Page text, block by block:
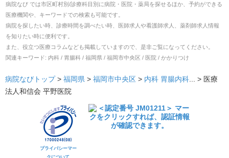
病院なび では市区町村別/診療科目別に病院・医院・薬局を探せるほか、予約ができる
医療機関や、キーワードでの検索も可能です。
病院を探したい時、診療時間を調べたい時、医師求人や看護師求人、薬剤師求人情報
を知りたい時に便利です。
また、役立つ医療コラムなども掲載していますので、是非ご覧になってください。
関連キーワード: 内科 / 胃腸科 / 福岡県 / 福岡市中央区 / 医院 / かかりつけ
病院なびトップ > 福岡県 > 福岡市中央区 > 内科 胃腸内科... > 医療
法人和信会 平野医院
プライバシーマー